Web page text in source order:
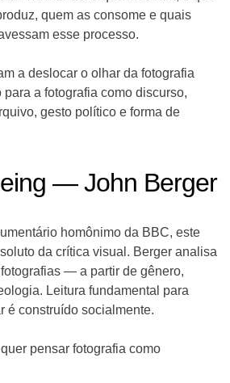
quem as consome e quais
esse processo.
a deslocar o olhar da fotografia
a fotografia como discurso,
gesto político e forma de
— John Berger
homônimo da BBC, este
da crítica visual. Berger analisa
— a partir de gênero,
Leitura fundamental para
é construído socialmente.
pensar fotografia como